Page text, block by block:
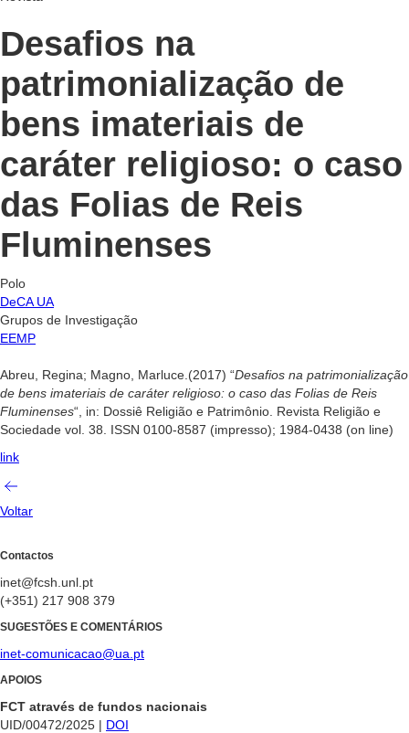
Desafios na
patrimonialização de
bens imateriais de
caráter religioso: o caso
das Folias de Reis
Fluminenses
Polo
DeCA UA
Grupos de Investigação
EEMP
Abreu, Regina; Magno, Marluce.(2017) “Desafios na patrimonialização
de bens imateriais de caráter religioso: o caso das Folias de Reis
Fluminenses“, in: Dossiê Religião e Patrimônio. Revista Religião e
Sociedade vol. 38. ISSN 0100-8587 (impresso); 1984-0438 (on line)
link
Voltar
Contactos
inet@fcsh.unl.pt
(+351) 217 908 379
SUGESTÕES E COMENTÁRIOS
inet-comunicacao@ua.pt
APOIOS
FCT através de fundos nacionais
UID/00472/2025 | DOI